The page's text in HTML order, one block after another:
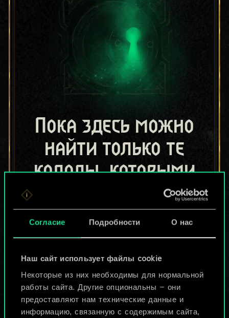
Согласие Подробности О нас
Наш сайт использует файлы cookie
Некоторые из них необходимы для нормальной
работы сайта. Другие опциональны — они
предоставляют нам технические данные и
информацию, связанную с содержимым сайта,
Пока здесь можно
найти только те
колоды, которыми
поделились другие
игроки.
Но их может быть
больше!
Назвать колоду и описать её